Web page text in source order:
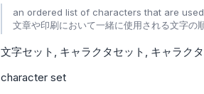
an ordered list of characters that are
文章や印刷において一緒に使用される文字の
文字セット キャラクタセット
キャラク
character set